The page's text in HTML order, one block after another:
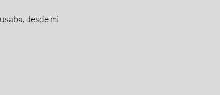
desde mi